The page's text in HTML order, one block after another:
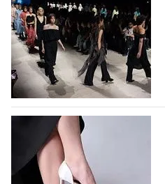
На участие в
подано 1047 заявок
На участие в седьмой